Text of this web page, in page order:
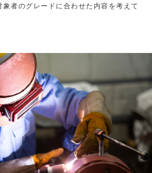
象者のグレードに合わせた内容を考えて